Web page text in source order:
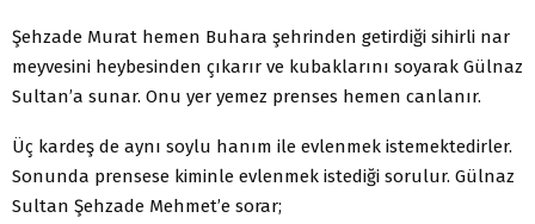
Şehzade Murat hemen Buhara şehrinden getirdiği sihirli nar
meyvesini heybesinden çıkarır ve kubaklarını soyarak Gülnaz
Sultan’a sunar. Onu yer yemez prenses hemen canlanır.
Üç kardeş de aynı soylu hanım ile evlenmek istemektedirler.
Sonunda prensese kiminle evlenmek istediği sorulur. Gülnaz
Sultan Şehzade Mehmet’e sorar;